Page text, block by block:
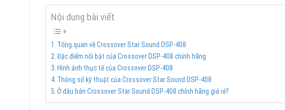
Nội dung bài viết
Tổng quan về Crossover Star Sound DSP-408
Đặc điểm nổi bật của Crossover DSP-408 chính hãng
Hình ảnh thực tế của Crossover DSP-408
Thông số kỹ thuật của Crossover Star Sound DSP-408
Ở đâu bán Crossover Star Sound DSP-408 chính hãng giá rẻ?